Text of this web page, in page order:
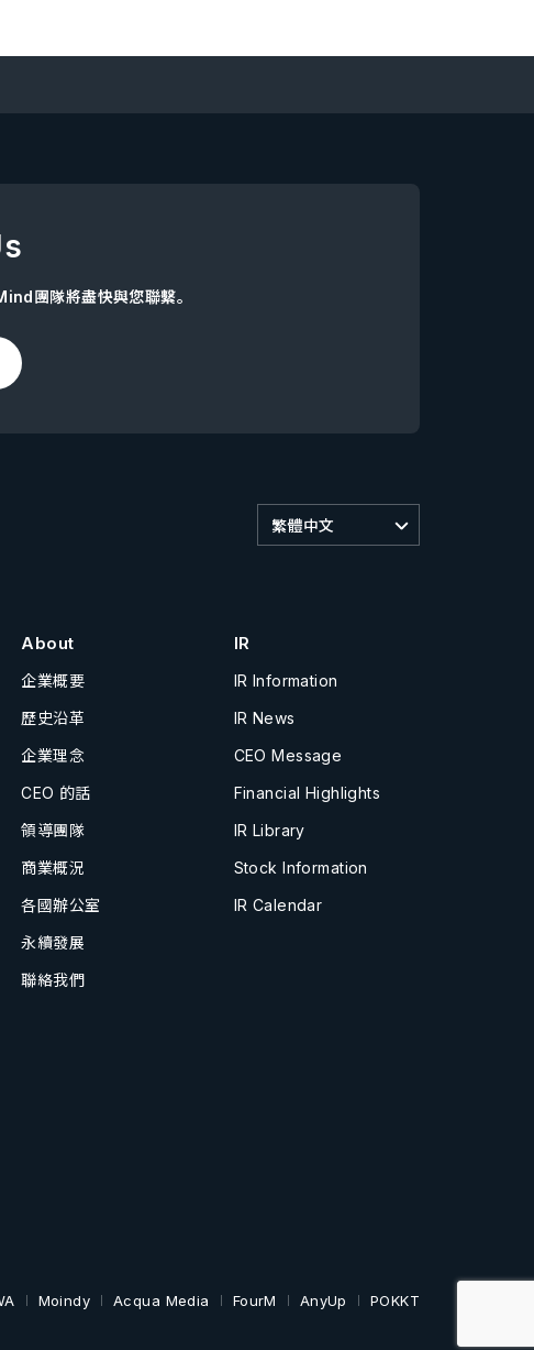
團隊將盡快與您聯繫。
繁體中文
About
企業概要
歷史沿革
企業理念
CEO 的話
領導團隊
商業概況
各國辦公室
永續發展
聯絡我們
IR
IR Information
IR News
CEO Message
Financial Highlights
IR Library
Stock Information
IR Calendar
Moindy Acqua Media FourM AnyUp POKKT